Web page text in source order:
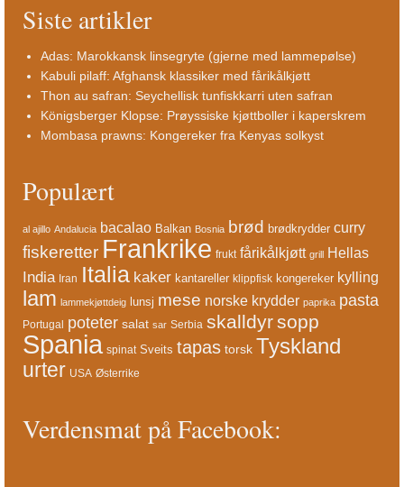
Siste artikler
Adas: Marokkansk linsegryte (gjerne med lammepølse)
Kabuli pilaff: Afghansk klassiker med fårikålkjøtt
Thon au safran: Seychellisk tunfiskkarri uten safran
Königsberger Klopse: Prøyssiske kjøttboller i kaperskrem
Mombasa prawns: Kongereker fra Kenyas solkyst
Populært
al ajillo Andalucia bacalao Balkan Bosnia brød brødkrydder curry
fiskeretter Frankrike frukt fårikålkjøtt grill Hellas
India Iran Italia kaker kantareller klippfisk kongereker kylling
lam lammekjøttdeig lunsj mese norske krydder paprika pasta
Portugal poteter salat sar Serbia skalldyrsopp
Spania spinat Sveits tapas torsk Tyskland
urter USA Østerrike
Verdensmat på Facebook: